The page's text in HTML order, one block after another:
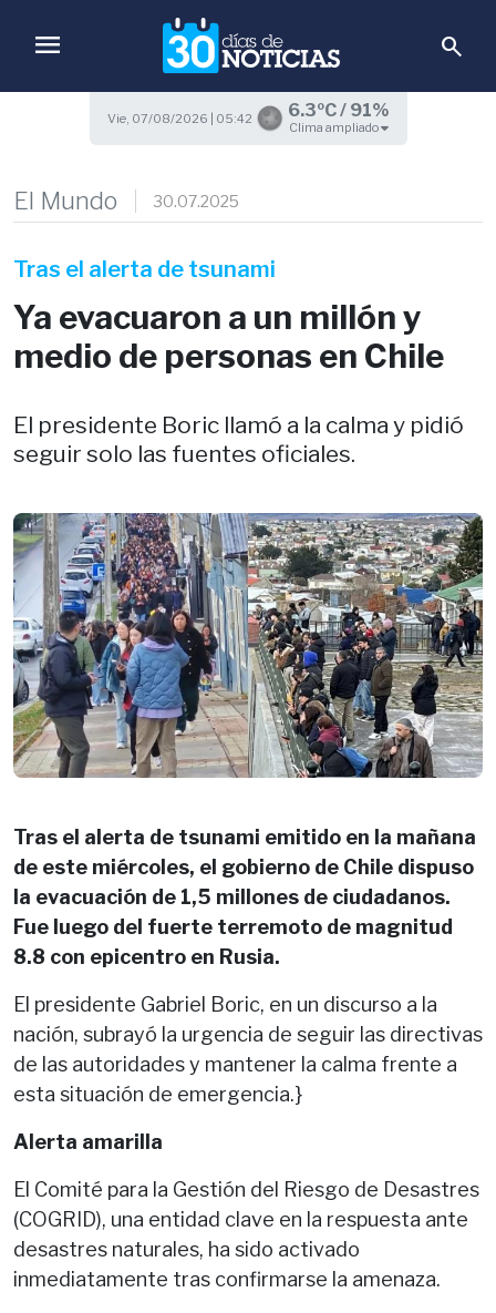
menu search
Vie, 07/08/2026 | 05:42 6.3ºC / 91%
Clima ampliado
El Mundo 30.07.2025
Tras el alerta de tsunami
Ya evacuaron a un millón y
medio de personas en Chile
El presidente Boric llamó a la calma y pidió
seguir solo las fuentes oficiales.
Tras el alerta de tsunami emitido en la mañana
de este miércoles, el gobierno de Chile dispuso
la evacuación de 1,5 millones de ciudadanos.
Fue luego del fuerte terremoto de magnitud
8.8 con epicentro en Rusia.
El presidente Gabriel Boric, en un discurso a la
nación, subrayó la urgencia de seguir las directivas
de las autoridades y mantener la calma frente a
esta situación de emergencia.}
Alerta amarilla
El Comité para la Gestión del Riesgo de Desastres
(COGRID), una entidad clave en la respuesta ante
desastres naturales, ha sido activado
inmediatamente tras confirmarse la amenaza.